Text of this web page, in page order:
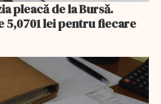
pleacă de la Bursă.
lei pentru fiecare